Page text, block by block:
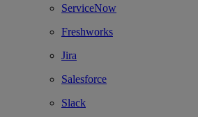
ServiceNow
Freshworks
Jira
Salesforce
Slack